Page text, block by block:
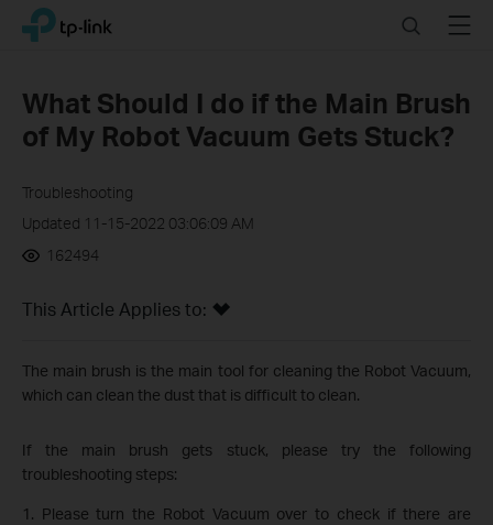
Click
navigation
TP-Link, Reliably Smart SearchMenu
What Should I do if the Main Brush
of My Robot Vacuum Gets Stuck?
Troubleshooting
Updated 11-15-2022 03:06:09 AM
162494
This Article Applies to:
The main brush is the main tool for cleaning the Robot Vacuum,
which can clean the dust that is difficult to clean.
If the main brush gets stuck, please try the following
troubleshooting steps:
1. Please turn the Robot Vacuum over to check if there are